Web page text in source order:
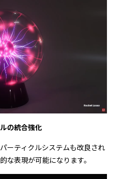
の統合強化
ーティクルシステムも改良され
な表現が可能になります。